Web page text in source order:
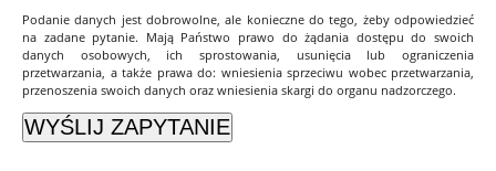
Podanie danych jest dobrowolne, ale konieczne do tego, żeby odpowiedzieć
na zadane pytanie. Mają Państwo prawo do żądania dostępu do swoich
danych osobowych, ich sprostowania, usunięcia lub ograniczenia
przetwarzania, a także prawa do: wniesienia sprzeciwu wobec przetwarzania,
przenoszenia swoich danych oraz wniesienia skargi do organu nadzorczego.